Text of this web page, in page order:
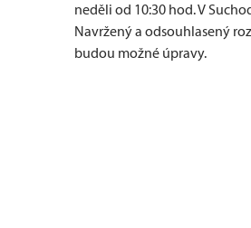
neděli od 10:30 hod. V
Navržený a odsouhlasený
budou možné úpravy.